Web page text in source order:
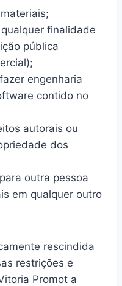
finalidade
pública
engenharia
contido no
autorais ou
dos
outra pessoa
em qualquer outro
rescindida
restrições e
Promot a